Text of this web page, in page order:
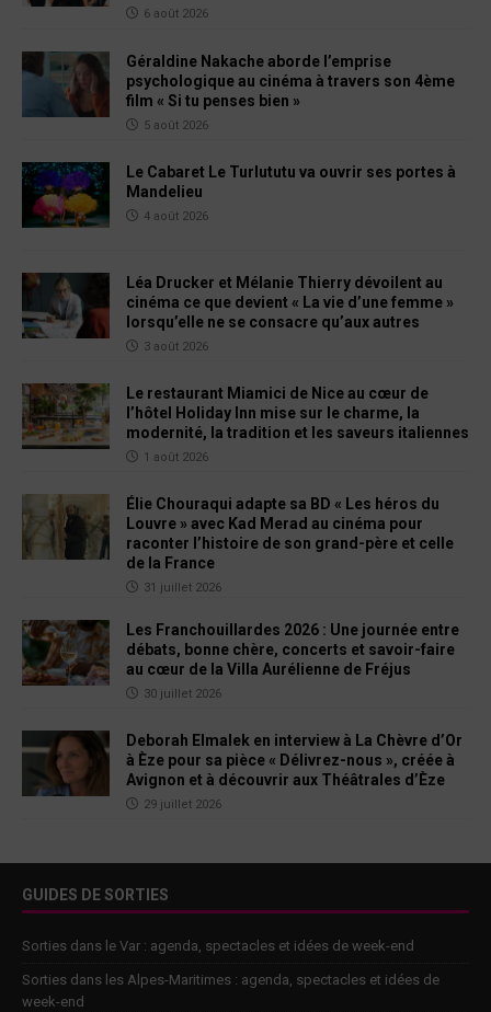
6 août 2026
Géraldine Nakache aborde l’emprise
psychologique au cinéma à travers son 4ème
film « Si tu penses bien »
5 août 2026
Le Cabaret Le Turlututu va ouvrir ses portes à
Mandelieu
4 août 2026
Léa Drucker et Mélanie Thierry dévoilent au
cinéma ce que devient « La vie d’une femme »
lorsqu’elle ne se consacre qu’aux autres
3 août 2026
Le restaurant Miamici de Nice au cœur de
l’hôtel Holiday Inn mise sur le charme, la
modernité, la tradition et les saveurs italiennes
1 août 2026
Élie Chouraqui adapte sa BD « Les héros du
Louvre » avec Kad Merad au cinéma pour
raconter l’histoire de son grand-père et celle
de la France
31 juillet 2026
Les Franchouillardes 2026 : Une journée entre
débats, bonne chère, concerts et savoir-faire
au cœur de la Villa Aurélienne de Fréjus
30 juillet 2026
Deborah Elmalek en interview à La Chèvre d’Or
à Èze pour sa pièce « Délivrez-nous », créée à
Avignon et à découvrir aux Théâtrales d’Èze
29 juillet 2026
GUIDES DE SORTIES
Sorties dans le Var : agenda, spectacles et idées de week-end
Sorties dans les Alpes-Maritimes : agenda, spectacles et idées de
week-end